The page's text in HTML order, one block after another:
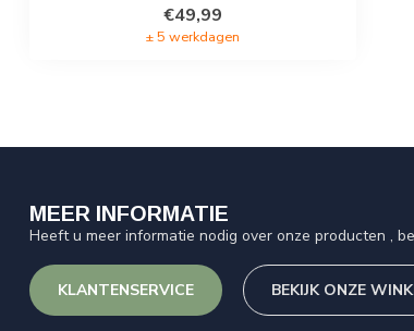
€49,99
± 5 werkdagen
MEER INFORMATIE
Heeft u meer informatie nodig over onze producten ,
KLANTENSERVICE BEKIJK ONZE